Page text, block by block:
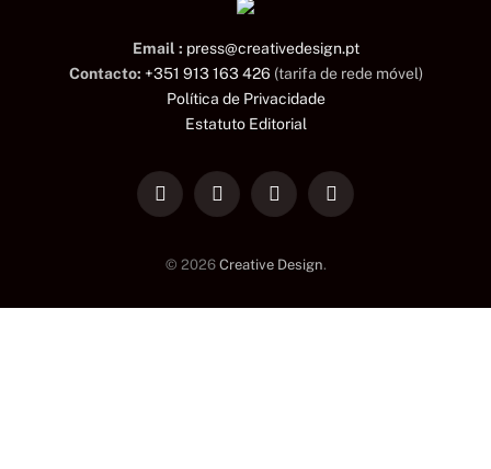
Email : press@creativedesign.pt
Contacto: +351 913 163 426 (tarifa de rede móvel)
Política de Privacidade
Estatuto Editorial
LinkedInFacebookInstagramTikTok
© 2026 Creative Design.